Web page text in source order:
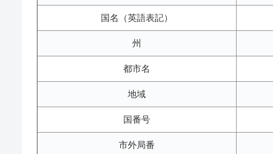
国名（英語表記）
州
都市名
地域
国番号
市外局番